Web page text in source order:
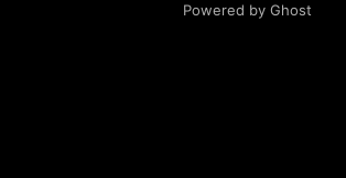
Powered by Ghost